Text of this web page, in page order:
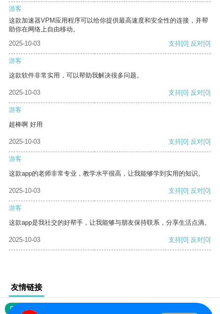
游客
这款加速器VPM应用程序可以给你提供最高速度和安全性的连接，并帮
助你在网络上自由移动。
2025-10-03
支持[0] 反对[0]
游客
这款软件非常实用，可以帮助我解决很多问题。
2025-10-03 支持[0] 反对[0]
游客
超棒啊 好用
2025-10-03 支持[0] 反对[0]
游客
这款app的老师非常专业，教学水平很高，让我能够学到实用的知识。
2025-10-03 支持[0] 反对[0]
游客
这款app是我社交的好帮手，让我能够与朋友保持联系，分享生活点滴。
2025-10-03 支持[0] 反对[0]
友情链接
网站地图